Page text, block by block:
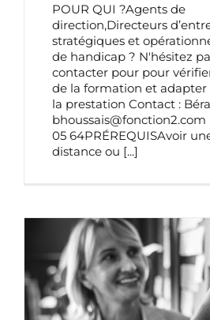
POUR QUI ?Agents de
direction,Directeurs
stratégiques et
de handicap ? N'hésitez
contacter pour pour
de la formation et adapter
la prestation Contact :
bhoussais@fonction2.com
05 64PRÉREQUISAvoir
distance ou [...]